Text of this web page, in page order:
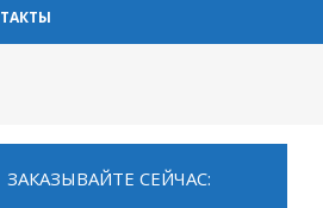
ЗАКАЗЫВАЙТЕ СЕЙЧАС: